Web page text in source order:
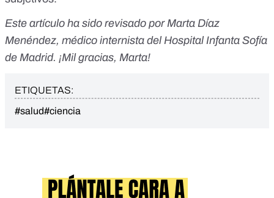
Este artículo ha sido revisado por Marta Díaz
Menéndez, médico internista del Hospital Infanta Sofía
de Madrid. ¡Mil gracias, Marta!
ETIQUETAS:
#salud#ciencia